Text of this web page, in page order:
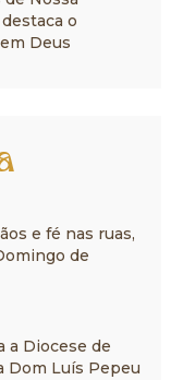
o
Deus
e fé nas ruas,
de
a Diocese de
Dom Luís Pepeu